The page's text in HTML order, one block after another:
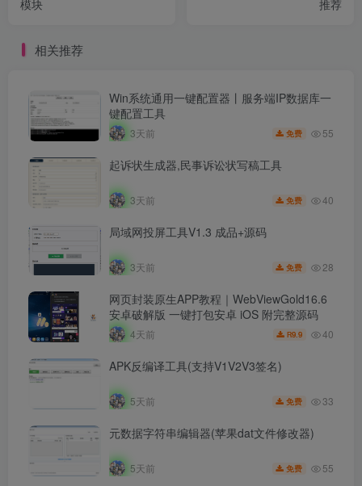
模块 推荐
相关推荐
Win系统通用一键配置器丨服务端IP数据库一
键配置工具
3天前 免费 55
起诉状生成器,民事诉讼状写稿工具
3天前 免费 40
局域网投屏工具V1.3 成品+源码
3天前 免费 28
网页封装原生APP教程｜WebViewGold16.6
安卓破解版 一键打包安卓 iOS 附完整源码
4天前 R9.9 40
APK反编译工具(支持V1V2V3签名)
5天前 免费 33
元数据字符串编辑器(苹果dat文件修改器)
5天前 免费 55